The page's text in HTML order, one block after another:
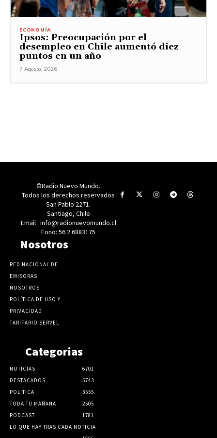
ECONOMÍA
Ipsos: Preocupación por el
desempleo en Chile aumentó diez
puntos en un año
7 Agosto, 2026
©Radio Nuevo Mundo.
Todos los derechos reservados
San Pablo 2271.
Santiago, Chile
Email : info@radionuevomundo.cl
Fono: 56 2 6883175
Nosotros
RED NACIONAL DE
EMISORAS
NOSOTROS
POLÍTICA DE USO Y
PRIVACIDAD
TARIFARIO SERVEL
Categorias
NOTICIAS
6701
DESTACADOS
5743
POLITICA
3555
TODA TU MAÑANA
2505
PODCAST
1781
LO QUE HAY TRAS CADA NOTICIA